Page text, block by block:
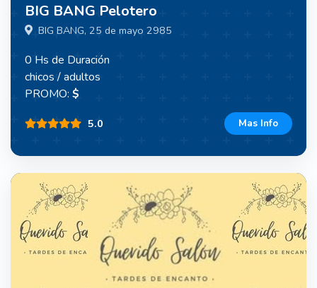
BIG BANG Pelotero
BIG BANG, 25 de mayo 2985
0 Hs de Duración
chicos / adultos
PROMO: $
5.0 Mas Info